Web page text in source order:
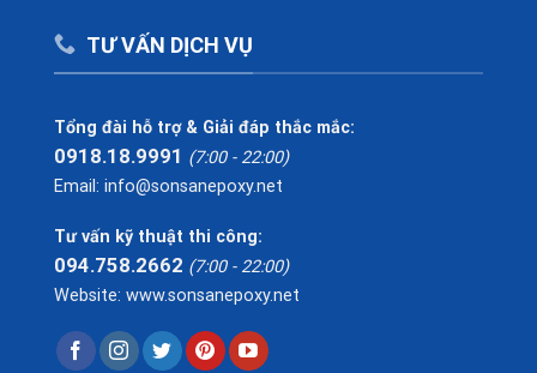
TƯ VẤN DỊCH VỤ
Tổng đài hỗ trợ & Giải đáp thắc mắc:
0918.18.9991 (7:00 - 22:00)
Email: info@sonsanepoxy.net
Tư vấn kỹ thuật thi công:
094.758.2662 (7:00 - 22:00)
Website: www.sonsanepoxy.net